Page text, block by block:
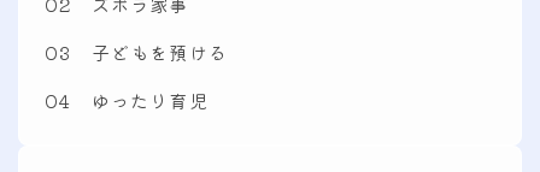
03 子どもを預ける
04 ゆったり育児